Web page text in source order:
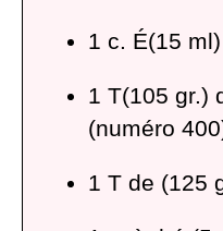
1 c. É(15
1 T(105 gr.)
(numéro
1 T de (125